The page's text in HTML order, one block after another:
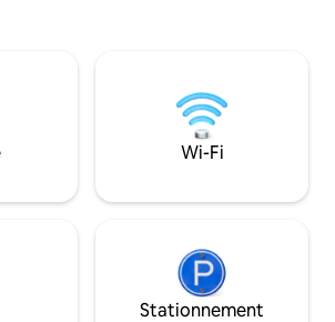
à la ferme. Entre
et
sud-est de la Styrie :
de détente et
Wi-Fi
Stationnement